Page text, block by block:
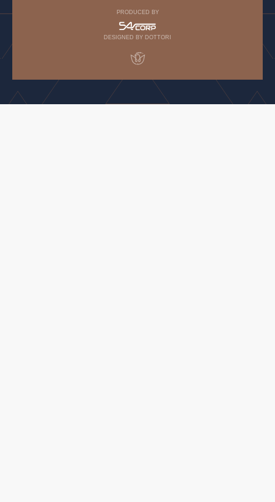
PRODUCED BY
DESIGNED BY DOTTORI